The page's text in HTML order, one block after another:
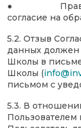
● Право
согласие на
5.2. Отзыв
данных должен
Школы в
Школы (
письмом с
5.3. В
Пользователем